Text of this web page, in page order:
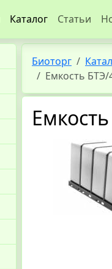
Каталог Статьи
Биоторг
Емкость